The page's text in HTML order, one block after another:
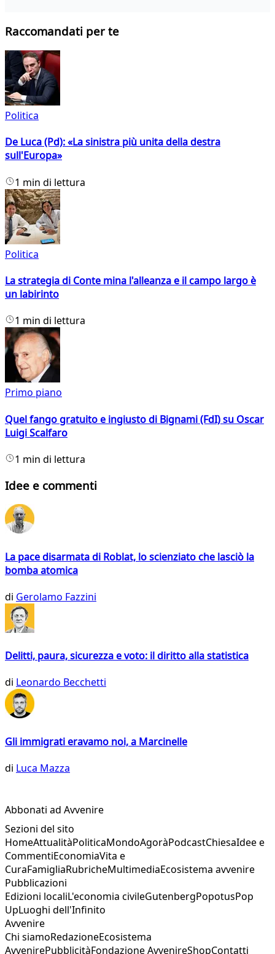
Raccomandati per te
Politica
De Luca (Pd): «La sinistra più unita della destra
sull'Europa»
1 min di lettura
Politica
La strategia di Conte mina l'alleanza e il campo largo è
un labirinto
1 min di lettura
Primo piano
Quel fango gratuito e ingiusto di Bignami (FdI) su Oscar
Luigi Scalfaro
1 min di lettura
Idee e commenti
La pace disarmata di Roblat, lo scienziato che lasciò la
bomba atomica
di Gerolamo Fazzini
Delitti, paura, sicurezza e voto: il diritto alla statistica
di Leonardo Becchetti
Gli immigrati eravamo noi, a Marcinelle
di Luca Mazza
Abbonati ad Avvenire
Sezioni del sito
HomeAttualitàPoliticaMondoAgoràPodcastChiesaIdee e
CommentiEconomiaVita e
CuraFamigliaRubricheMultimediaEcosistema avvenire
Pubblicazioni
Edizioni localiL'economia civileGutenbergPopotusPop
UpLuoghi dell'Infinito
Avvenire
Chi siamoRedazioneEcosistema
AvvenirePubblicitàFondazione AvvenireShopContatti